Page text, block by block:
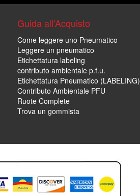
Guida all'Acquisto
Come leggere uno Pneumatico
Leggere un pneumatico
Etichettatura labeling
contributo ambientale p.f.u.
Etichettatura Pneumatico (LABELING)
Contributo Ambientale PFU
Ruote Complete
Trova un gommista